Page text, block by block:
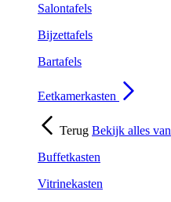
Salontafels
Bijzettafels
Bartafels
Eetkamerkasten
Terug Bekijk alles van
Buffetkasten
Vitrinekasten